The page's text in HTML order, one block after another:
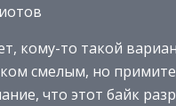
кому-то такой
смелым, но
что этот байк